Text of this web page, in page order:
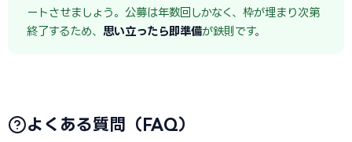
ートさせましょう。公募は年数回しかなく、枠が埋まり次第
終了するため、 思い立ったら即準備が鉄則です。
よくある質問（FAQ）